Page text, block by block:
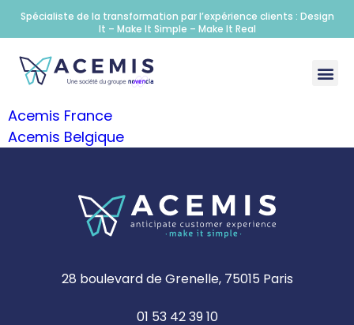
Spécialiste de la transformation par l’expérience clients : Design
It – Make It Simple – Make It Real
Acemis France
Acemis Belgique
28 boulevard de Grenelle, 75015 Paris
01 53 42 39 10